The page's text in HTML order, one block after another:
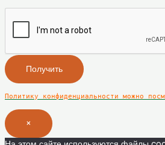
Получить
Политику конфиденциальности можно
×